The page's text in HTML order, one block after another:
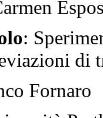
:
di
Fornaro